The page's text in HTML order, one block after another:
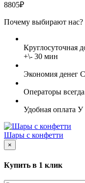
8805₽
Почему выбирают нас?
Круглосуточная
+\- 30 мин
Экономия денег
Операторы
Удобная оплата У
Шары с конфетти
×
Купить в 1 клик